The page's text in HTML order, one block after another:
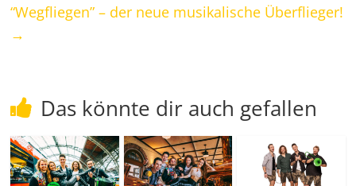
“Wegfliegen” – der neue musikalische Überflieger!
→
Das könnte dir auch gefallen